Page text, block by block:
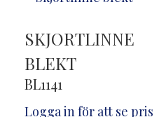
SKJORTLINNE
BLEKT
BL1141
Logga in för att se pris